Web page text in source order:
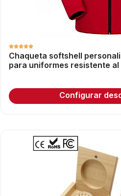
Chaqueta softshell
para uniformes resistente al
Configurar